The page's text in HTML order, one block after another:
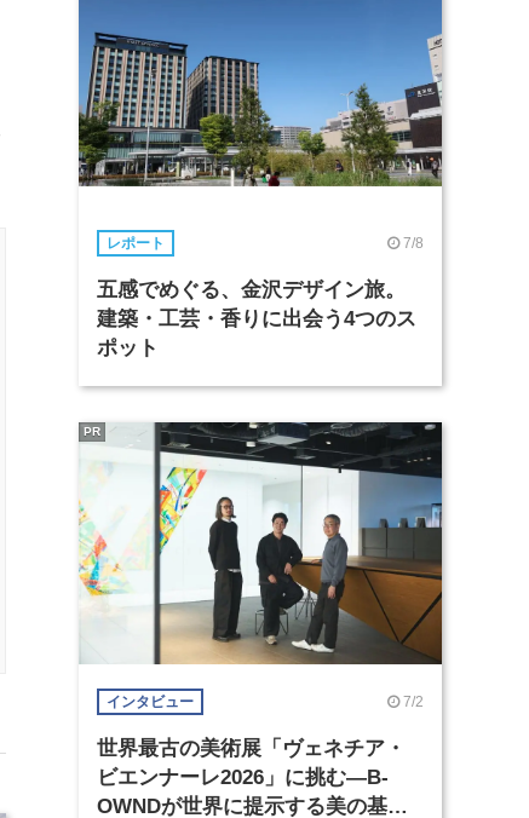
レポート 7/8
五感でめぐる、金沢デザイン旅。
建築・工芸・香りに出会う4つのス
ポット
インタビュー 7/2
世界最古の美術展「ヴェネチア・
ビエンナーレ2026」に挑む―B-
OWNDが世界に提示する美の基準
PR